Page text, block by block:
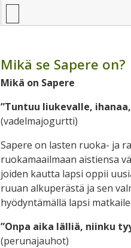
Mikä se Sapere on?
Mikä on Sapere
”Tuntuu liukevalle,
(vadelmajogurtti)
Sapere on lasten ruoka- ja
ruokamaailmaan aistiensa
joiden kautta lapsi oppii
ruuan alkuperästä ja sen
hyödyntämällä lapsi
”Onpa aika lälliä, niinku
(perunajauhot)